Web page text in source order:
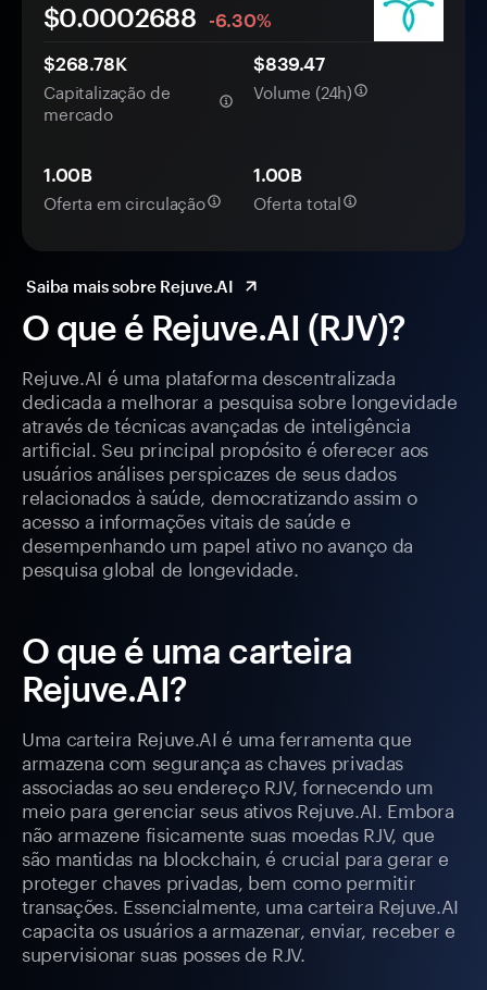
O que é Rejuve.AI (RJV)?
Rejuve.AI é uma plataforma descentralizada
dedicada a melhorar a pesquisa sobre longevidade
através de técnicas avançadas de inteligência
artificial. Seu principal propósito é oferecer aos
usuários análises perspicazes de seus dados
relacionados à saúde, democratizando assim o
acesso a informações vitais de saúde e
desempenhando um papel ativo no avanço da
pesquisa global de longevidade.
O que é uma carteira
Rejuve.AI?
Uma carteira Rejuve.AI é uma ferramenta que
armazena com segurança as chaves privadas
associadas ao seu endereço RJV, fornecendo um
meio para gerenciar seus ativos Rejuve.AI. Embora
não armazene fisicamente suas moedas RJV, que
são mantidas na blockchain, é crucial para gerar e
proteger chaves privadas, bem como permitir
transações. Essencialmente, uma carteira Rejuve.AI
capacita os usuários a armazenar, enviar, receber e
supervisionar suas posses de RJV.
$0.0002688
-6.30%
$268.78K
Capitalização de
mercado
$839.47
Volume (24h)
1.00B
Oferta em circulação
1.00B
Oferta total
Saiba mais sobre Rejuve.AI